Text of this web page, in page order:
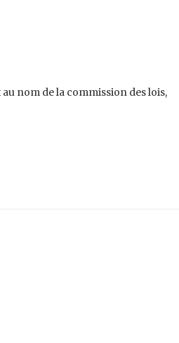
au nom de la commission des lois,